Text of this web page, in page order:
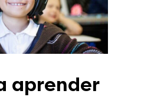
aprender